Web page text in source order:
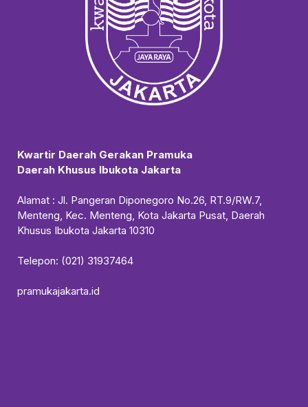
Kwartir Daerah Gerakan Pramuka
Daerah Khusus Ibukota Jakarta
Alamat : Jl. Pangeran Diponegoro No.26, RT.9/RW.7,
Menteng, Kec. Menteng, Kota Jakarta Pusat, Daerah
Khusus Ibukota Jakarta 10310
Telepon: (021) 31937464
pramukajakarta.id